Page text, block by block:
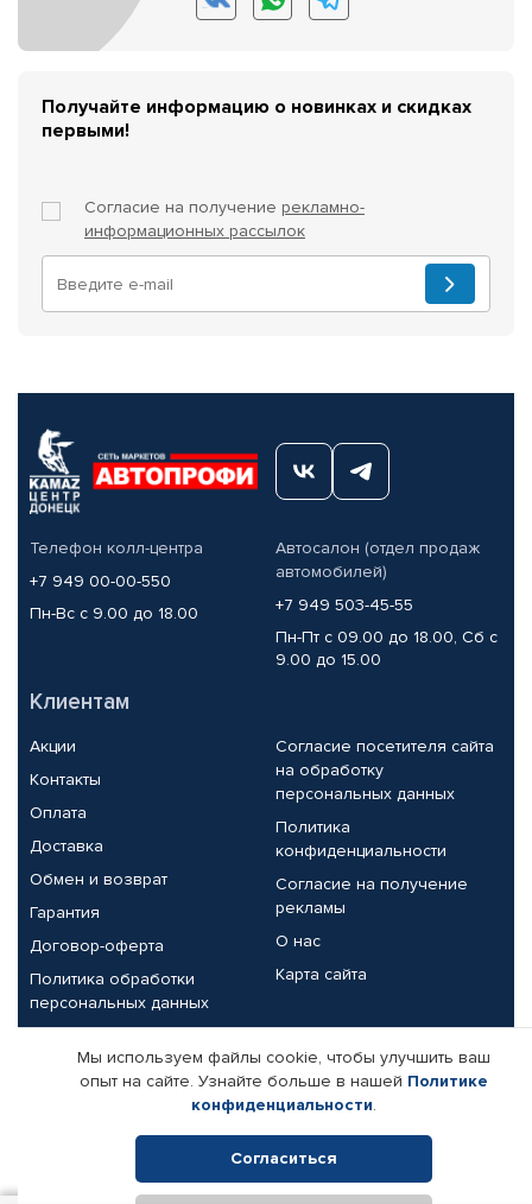
Получайте информацию о новинках и скидках
первыми!
Согласие на получение рекламно-
информационных рассылок
Телефон колл-центра
+7 949 00-00-550
Пн-Вс с 9.00 до 18.00
Автосалон (отдел продаж
автомобилей)
+7 949 503-45-55
Пн-Пт с 09.00 до 18.00, Сб с
9.00 до 15.00
Клиентам
Акции
Контакты
Оплата
Доставка
Обмен и возврат
Гарантия
Договор-оферта
Политика обработки
персональных данных
Согласие посетителя сайта
на обработку
персональных данных
Политика
конфиденциальности
Согласие на получение
рекламы
О нас
Карта сайта
Партнерам
Корпоративным клиентам
Поставщикам
Реквизиты компании
Мы используем файлы cookie, чтобы улучшить ваш
опыт на сайте. Узнайте больше в нашей Политике
конфиденциальности.
Согласиться